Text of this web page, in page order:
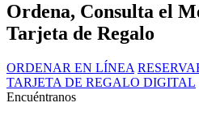
Ordena, Consulta el
Tarjeta de Regalo
ORDENAR EN LÍNEA
TARJETA DE REGALO DIGITAL
Encuéntranos